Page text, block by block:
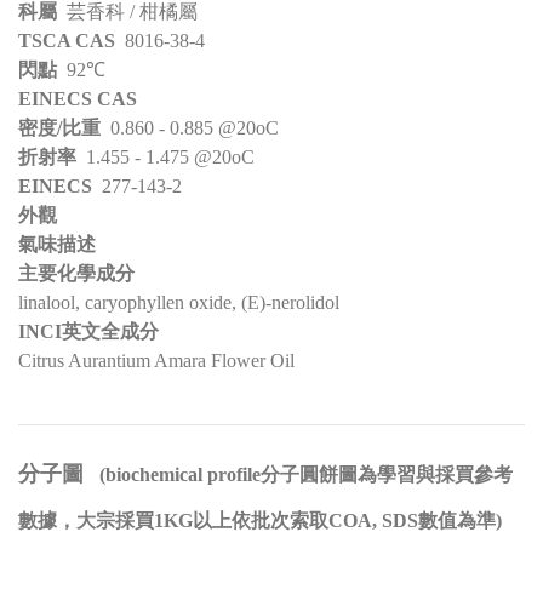
科屬 芸香科 / 柑橘屬
TSCA CAS 8016-38-4
閃點 92℃
EINECS CAS
密度/比重 0.860 - 0.885 @20oC
折射率 1.455 - 1.475 @20oC
EINECS 277-143-2
外觀
氣味描述
主要化學成分
linalool, caryophyllen oxide, (E)-nerolidol
INCI英文全成分
Citrus Aurantium Amara Flower Oil
分子圖 (biochemical profile分子圓餅圖為學習與採買參考
數據，大宗採買1KG以上依批次索取COA, SDS數值為準)